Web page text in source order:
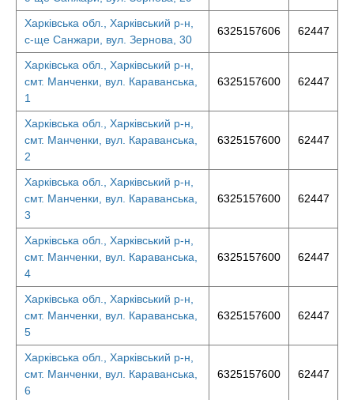
Харківська обл., Харківський р-н,
с-ще Санжари, вул. Зернова, 30
6325157606 62447
Харківська обл., Харківський р-н,
смт. Манченки, вул. Караванська,
1
6325157600 62447
Харківська обл., Харківський р-н,
смт. Манченки, вул. Караванська,
2
6325157600 62447
Харківська обл., Харківський р-н,
смт. Манченки, вул. Караванська,
3
6325157600 62447
Харківська обл., Харківський р-н,
смт. Манченки, вул. Караванська,
4
6325157600 62447
Харківська обл., Харківський р-н,
смт. Манченки, вул. Караванська,
5
6325157600 62447
Харківська обл., Харківський р-н,
смт. Манченки, вул. Караванська,
6
6325157600 62447